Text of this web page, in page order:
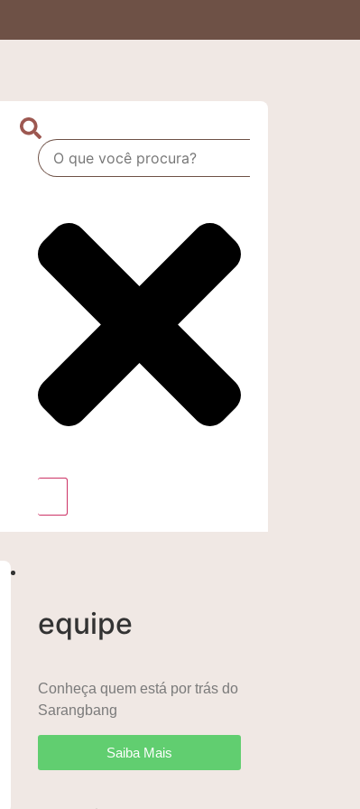
equipe
Conheça quem está por trás do
Sarangbang
Saiba Mais